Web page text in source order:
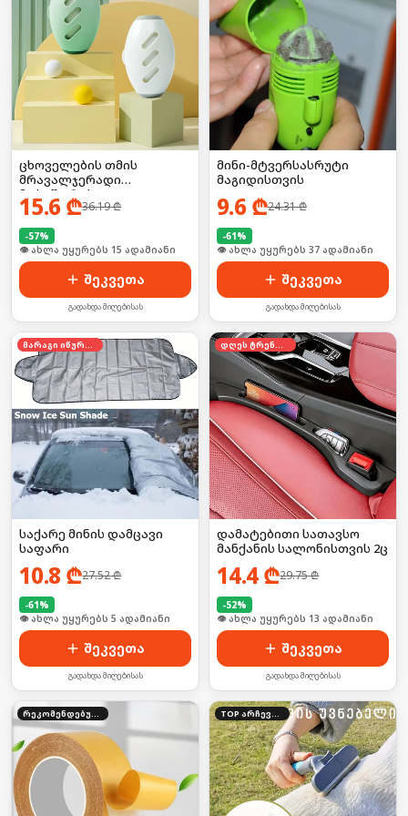
ცხოველების თმის
მრავალჯერადი
მოსაშორებელი
15.6 ₾36.19₾
-57%
🛒 ბოლო 24სთ-ში იყიდა 19-მა
შეკვეთა
გადახდა მიღებისას
მინი-მტვერსასრუტი
მაგიდისთვის
9.6 ₾24.31₾
-61%
🛒 ბოლო 24სთ-ში იყიდა 8-მა
შეკვეთა
გადახდა მიღებისას
მარაგი იწურება
საქარე მინის დამცავი
საფარი
10.8 ₾27.52₾
-61%
🛒 ბოლო 24სთ-ში იყიდა 53-მა
შეკვეთა
გადახდა მიღებისას
დღეს ტრენდში
დამატებითი სათავსო
მანქანის სალონისთვის 2ც
14.4₾29.75₾
-52%
🛒 ბოლო 24სთ-ში იყიდა 16-მა
შეკვეთა
გადახდა მიღებისას
რეკომენდებული TOP არჩევანი